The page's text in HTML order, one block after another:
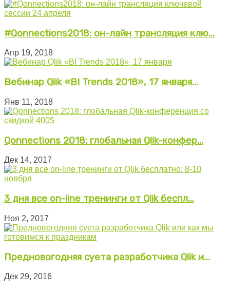
#Qonnections2018: он-лайн трансляция клю...
Апр 19, 2018
Вебинар Qlik «BI Trends 2018», 17 января...
Янв 11, 2018
Qonnections 2018: глобальная Qlik-конфер...
Дек 14, 2017
3 дня все on-line тренинги от Qlik беспл...
Ноя 2, 2017
Предновогодняя суета разработчика Qlik и...
Дек 29, 2016